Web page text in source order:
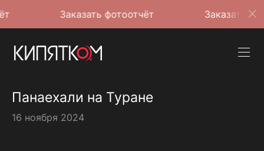
Заказать фотоотчёт Заказать фотоотчёт
Панаехали на Туране
16 ноября 2024